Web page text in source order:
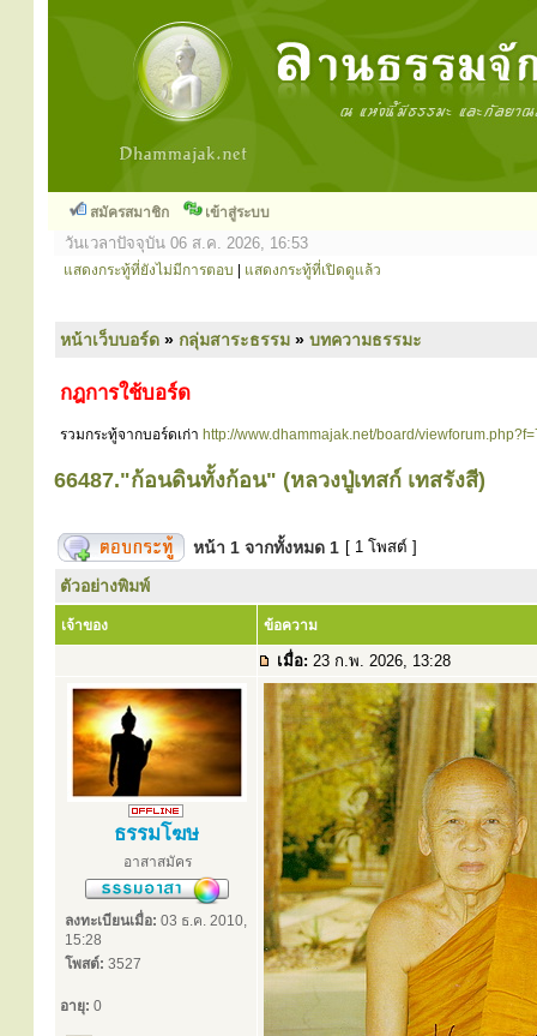
สมัครสมาชิก เข้าสู่ระบบ
วันเวลาปัจจุบัน 06 ส.ค. 2026, 16:53
แสดงกระทู้ที่ยังไม่มีการตอบ แสดงกระทู้ที่เปิดดูแล้ว
หน้าเว็บบอร์ด » กลุ่มสาระธรรม » บทความธรรมะ
กฎการใช้บอร์ด
รวมกระทู้จากบอร์ดเก่า http://www.dhammajak.net/board/
66487."ก้อนดินทั้งก้อน" (หลวงปู่เทสก์ เทสรังสี)
หน้า 1 จากทั้งหมด 1 [ 1 โพสต์ ]
ตัวอย่างพิมพ์
เจ้าของ ข้อความ
เมื่อ: 23 ก.พ. 2026, 13:28
ธรรมโฆษ
อาสาสมัคร
ลงทะเบียนเมื่อ: 03 ธ.ค. 2010,
15:28
โพสต์: 3527
อายุ: 0